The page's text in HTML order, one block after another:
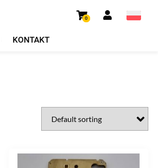
0
KONTAKT